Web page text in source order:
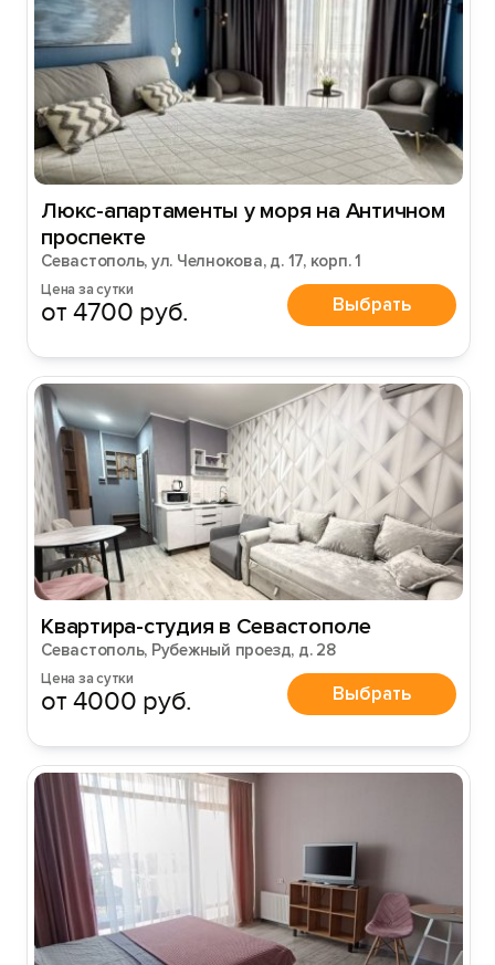
Люкс-апартаменты у моря на Античном
проспекте
Севастополь, ул. Челнокова, д. 17, корп. 1
Цена за сутки
от 4700 руб. Выбрать
Квартира-студия в Севастополе
Севастополь, Рубежный проезд, д. 28
Цена за сутки
от 4000 руб. Выбрать